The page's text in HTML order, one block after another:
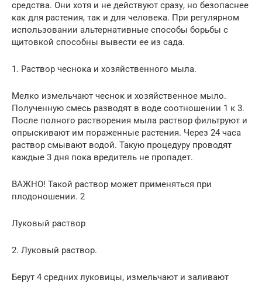
средства. Они хотя и не действуют сразу, но безопаснее
как для растения, так и для человека. При регулярном
использовании альтернативные способы борьбы с
щитовкой способны вывести ее из сада.
1. Раствор чеснока и хозяйственного мыла.
Мелко измельчают чеснок и хозяйственное мыло.
Полученную смесь разводят в воде соотношении 1 к 3.
После полного растворения мыла раствор фильтруют и
опрыскивают им пораженные растения. Через 24 часа
раствор смывают водой. Такую процедуру проводят
каждые 3 дня пока вредитель не пропадет.
ВАЖНО! Такой раствор может применяться при
плодоношении. 2
Луковый раствор
2. Луковый раствор.
Берут 4 средних луковицы, измельчают и заливают